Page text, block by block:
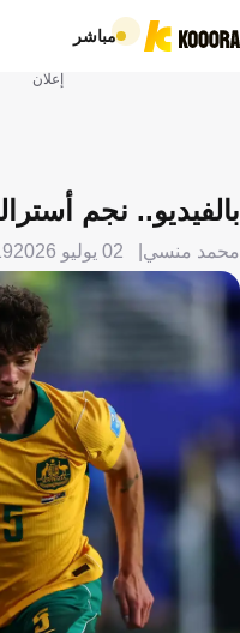
مباشر
إعلان
بالفيديو.. نجم
محمد منسي 02 يوليو 2026